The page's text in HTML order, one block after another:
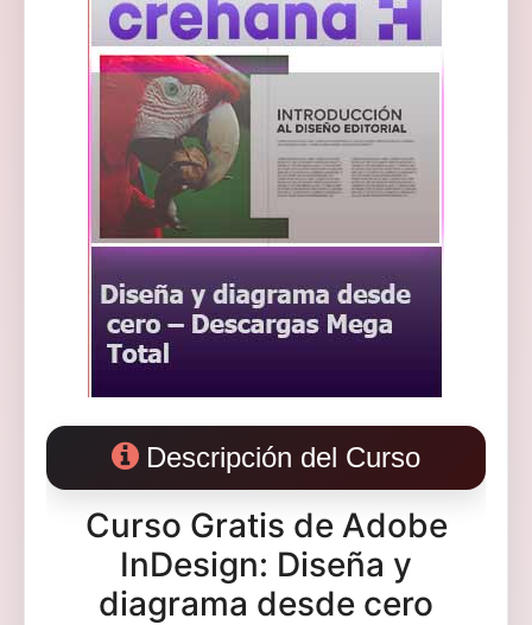
Descripción del Curso
Curso Gratis de Adobe
InDesign: Diseña y
diagrama desde cero